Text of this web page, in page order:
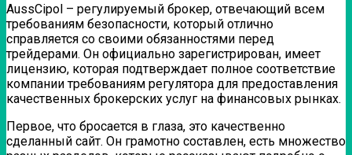
AussCipol – регулируемый брокер, отвечающий всем
требованиям безопасности, который отлично
справляется со своими обязанностями перед
трейдерами. Он официально зарегистрирован, имеет
лицензию, которая подтверждает полное соответствие
компании требованиям регулятора для предоставления
качественных брокерских услуг на финансовых рынках.
Первое, что бросается в глаза, это качественно
сделанный сайт. Он грамотно составлен, есть множество